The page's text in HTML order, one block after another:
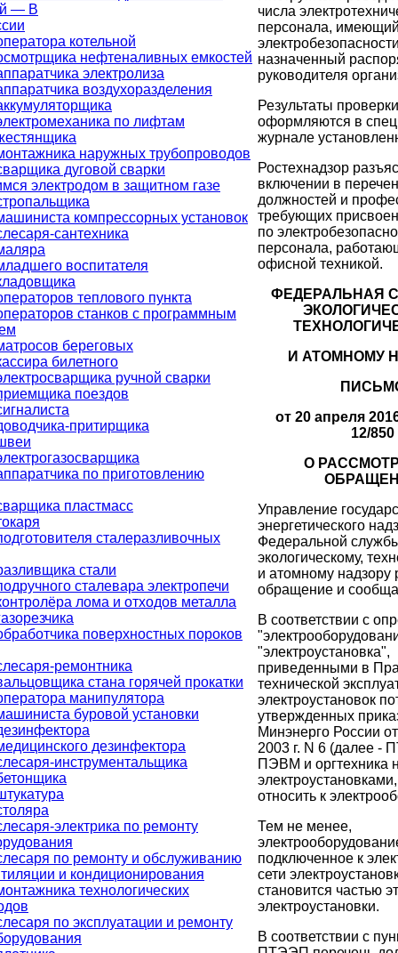
— В
котельной
нефтеналивных емкостей
электролиза
воздухоразделения
по лифтам
наружных трубопроводов
дуговой сварки
электродом в защитном газе
компрессорных установок
сантехника
воспитателя
теплового пункта
станков с программным
береговых
билетного
ручной сварки
поездов
притирщика
по приготовлению
пластмасс
сталеразливочных
стали
сталевара электропечи
лома и отходов металла
поверхностных пороков
ремонтника
стана горячей прокатки
манипулятора
буровой установки
дезинфектора
инструментальщика
электрика по ремонту
по ремонту и обслуживанию
и кондиционирования
технологических
по эксплуатации и ремонту
числа
персонала,
назначенный
руководителя
Результаты проверки
оформляются в
журнале
Ростехнадзор
включении в
должностей и
требующих
по
персонала,
офисной техникой.
ФЕДЕРАЛЬНАЯ
И АТОМНОМУ
от 20 апреля
12/850
О
Управление
энергетического
Федеральной
экологическому,
и атомному надзору
обращение и
В соответствии с
"электроустановка",
приведенными в
технической
электроустановок
утвержденных
Минэнерго России
2003 г. N 6 (далее -
ПЭВМ и оргтехника
относить к
Тем не менее,
подключенное к
сети
становится частью
электроустановки.
В соответствии с